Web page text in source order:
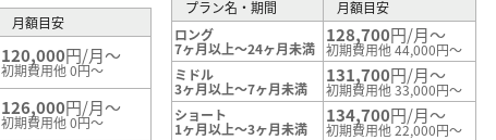
月額目安
120,000円/月～
初期費用他 0円～
126,000円/月～
初期費用他 0円～
プラン名・期間
月額目安
ロング
7ヶ月以上～24ヶ月未満
128,700円/月～
初期費用他 44,000円～
ミドル
3ヶ月以上～7ヶ月未満
131,700円/月～
初期費用他 33,000円～
ショート
1ヶ月以上～3ヶ月未満
134,700円/月～
初期費用他 22,000円～